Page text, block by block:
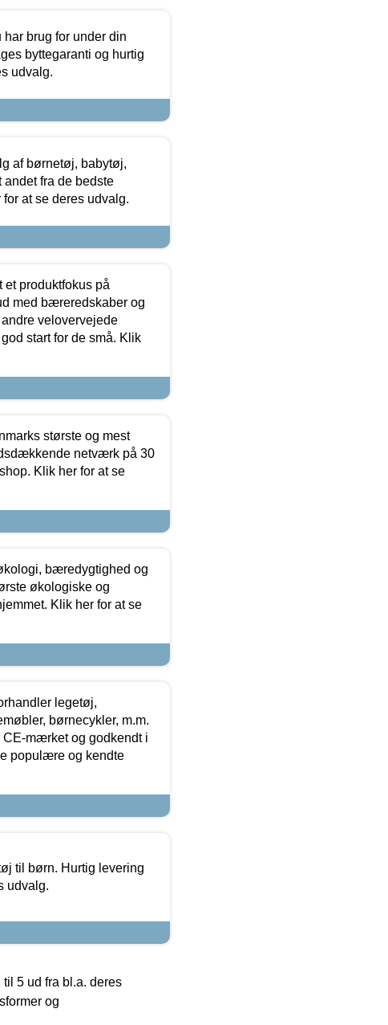
brug for under din
byttegaranti og hurtig
udvalg.
af børnetøj, babytøj,
fra de bedste
at se deres udvalg.
et produktfokus på
med bæreredskaber og
velovervejede
start for de små. Klik
største og mest
netværk på 30
Klik her for at se
bæredygtighed og
økologiske og
Klik her for at se
legetøj,
børnecykler, m.m.
mærket og godkendt i
populære og kendte
til børn. Hurtig levering
udvalg.
5 ud fra bl.a. deres
og